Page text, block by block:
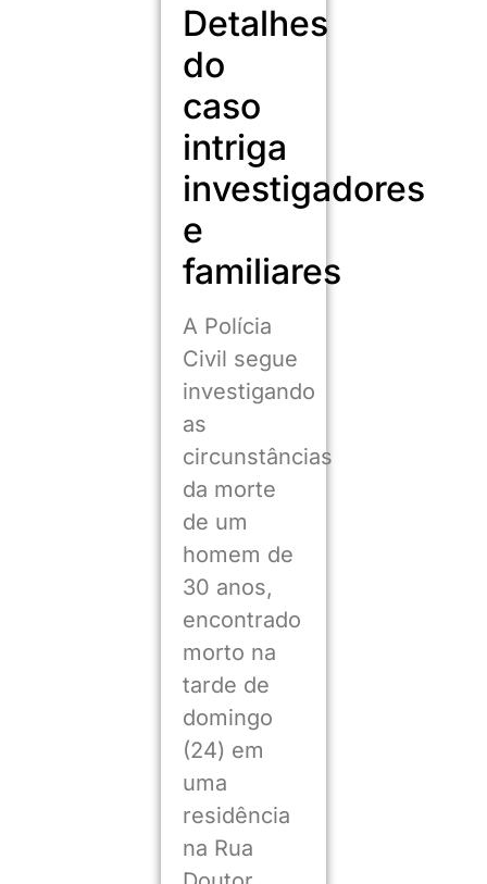
Detalhes
do
caso
intriga
investigadores
e
familiares
A Polícia
Civil segue
investigando
as
circunstâncias
da morte
de um
homem de
30 anos,
encontrado
morto na
tarde de
domingo
(24) em
uma
residência
na Rua